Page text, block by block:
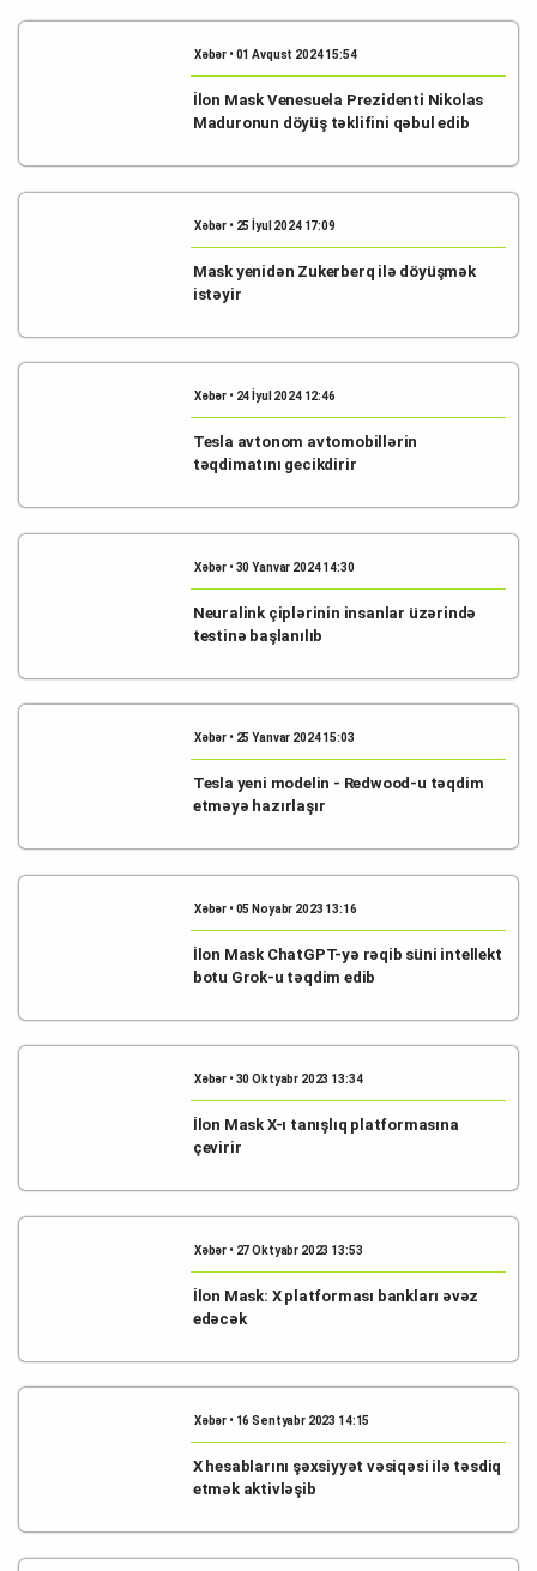
Xəbər • 01 Avqust 2024 15:54
İlon Mask Venesuela Prezidenti Nikolas
Maduronun döyüş təklifini qəbul edib
Xəbər • 25 İyul 2024 17:09
Mask yenidən Zukerberq ilə döyüşmək
istəyir
Xəbər • 24 İyul 2024 12:46
Tesla avtonom avtomobillərin
təqdimatını gecikdirir
Xəbər • 30 Yanvar 2024 14:30
Neuralink çiplərinin insanlar üzərində
testinə başlanılıb
Xəbər • 25 Yanvar 2024 15:03
Tesla yeni modelin - Redwood-u təqdim
etməyə hazırlaşır
Xəbər • 05 Noyabr 2023 13:16
İlon Mask ChatGPT-yə rəqib süni intellekt
botu Grok-u təqdim edib
Xəbər • 30 Oktyabr 2023 13:34
İlon Mask X-ı tanışlıq platformasına
çevirir
Xəbər • 27 Oktyabr 2023 13:53
İlon Mask: X platforması bankları əvəz
edəcək
Xəbər • 16 Sentyabr 2023 14:15
X hesablarını şəxsiyyət vəsiqəsi ilə təsdiq
etmək aktivləşib